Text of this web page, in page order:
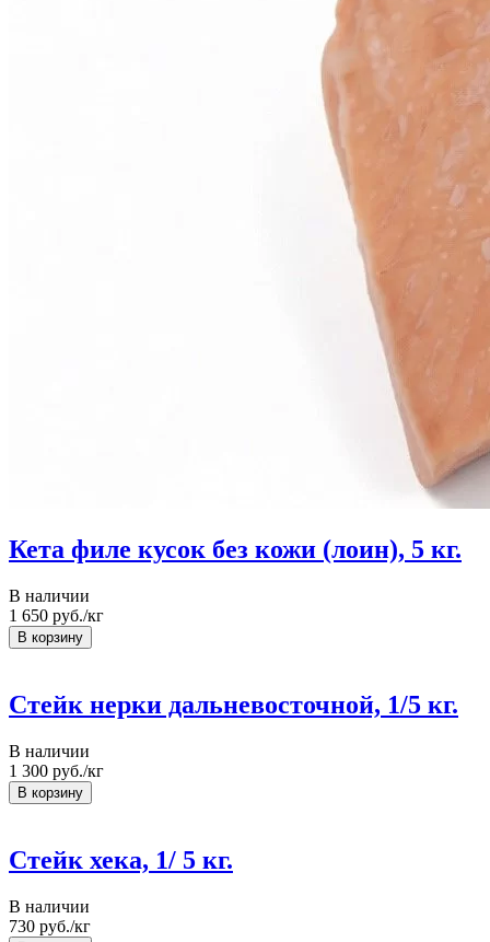
Кета филе кусок без кожи (лоин), 5 кг.
В наличии
1 650 руб./кг
Стейк нерки дальневосточной, 1/5 кг.
В наличии
1 300 руб./кг
Стейк хека, 1/ 5 кг.
В наличии
730 руб./кг